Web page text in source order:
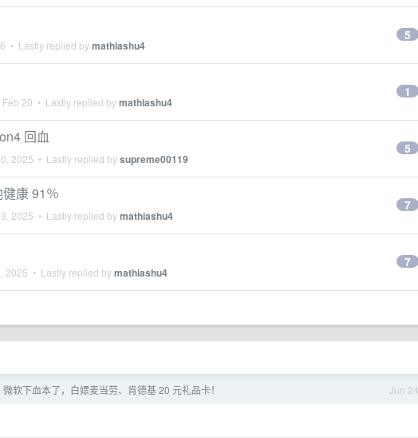
• Lastly replied bymathiashu4
5
Feb 20 • Lastly replied bymathiashu4
1
回血
2025 • Lastly replied bysupreme00119
5
康 91％
2025 • Lastly replied bymathiashu4
7
2025 • Lastly replied bymathiashu4
7
Jun 24
微软下血本了，白嫖麦当劳、肯德基 20 元礼品卡！